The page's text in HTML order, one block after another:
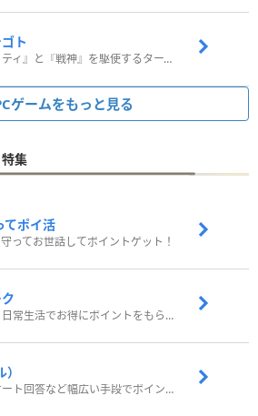
ト
武器の『アビリティ』と『戦神』を駆使するターン制コマンドバトルRPG！
ゲームをもっと見る
集
てポイ活
守ってお世話してポイントゲット！
歩いてポイ活！日常生活でお得にポイントをもらおう
歩いたりアンケート回答など幅広い手段でポイントをゲット